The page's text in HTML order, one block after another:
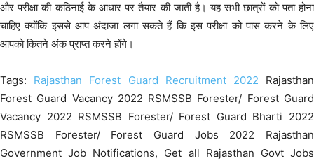
और परीक्षा की कठिनाई के आधार पर तैयार की जाती है। यह सभी छात्रों को पता होना
चाहिए क्योंकि इससे आप अंदाजा लगा सकते हैं कि इस परीक्षा को पास करने के लिए
आपको कितने अंक प्राप्त करने होंगे।
Tags: Rajasthan Forest Guard Recruitment 2022 Rajasthan
Forest Guard Vacancy 2022 RSMSSB Forester/ Forest Guard
Vacancy 2022 RSMSSB Forester/ Forest Guard Bharti 2022
RSMSSB Forester/ Forest Guard Jobs 2022 Rajasthan
Government Job Notifications, Get all Rajasthan Govt Jobs